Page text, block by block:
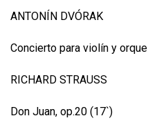
ANTONÍN DVÓRAK
Concierto para violín y
RICHARD STRAUSS
Don Juan, op.20 (17`)